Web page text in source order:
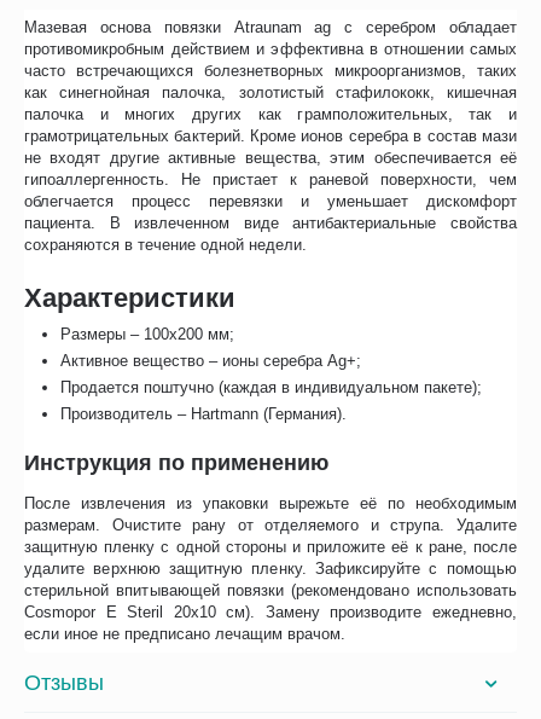
Мазевая основа повязки Atraunam ag c серебром обладает
противомикробным действием и эффективна в отношении самых
часто встречающихся болезнетворных микроорганизмов, таких
как синегнойная палочка, золотистый стафилококк, кишечная
палочка и многих других как грамположительных, так и
грамотрицательных бактерий. Кроме ионов серебра в состав мази
не входят другие активные вещества, этим обеспечивается её
гипоаллергенность. Не пристает к раневой поверхности, чем
облегчается процесс перевязки и уменьшает дискомфорт
пациента. В извлеченном виде антибактериальные свойства
сохраняются в течение одной недели.
Характеристики
Размеры – 100х200 мм;
Активное вещество – ионы серебра Ag+;
Продается поштучно (каждая в индивидуальном пакете);
Производитель – Hartmann (Германия).
Инструкция по применению
После извлечения из упаковки вырежьте её по необходимым
размерам. Очистите рану от отделяемого и струпа. Удалите
защитную пленку с одной стороны и приложите её к ране, после
удалите верхнюю защитную пленку. Зафиксируйте с помощью
стерильной впитывающей повязки (рекомендовано использовать
Cosmopor E Steril 20x10 см). Замену производите ежедневно,
если иное не предписано лечащим врачом.
Отзывы